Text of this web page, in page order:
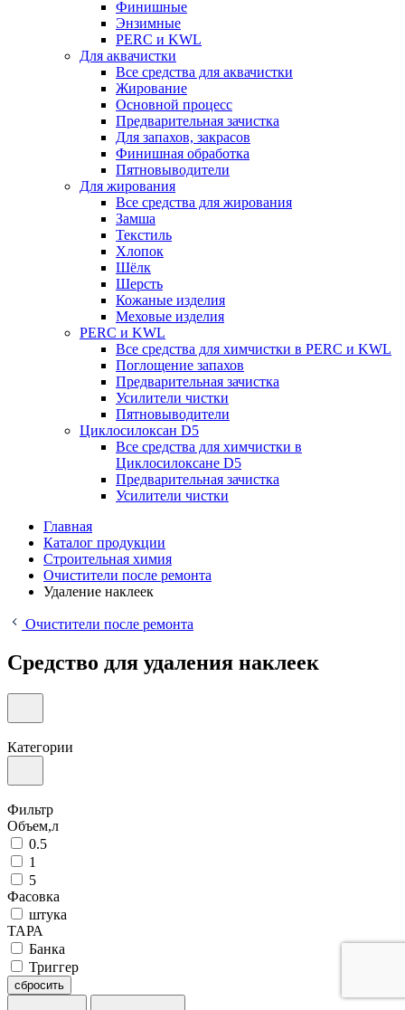
Финишные
Энзимные
PERC и KWL
Для аквачистки
Все средства для аквачистки
Жирование
Основной процесс
Предварительная зачистка
Для запахов, закрасов
Финишная обработка
Пятновыводители
Для жирования
Все средства для жирования
Замша
Текстиль
Хлопок
Шёлк
Шерсть
Кожаные изделия
Меховые изделия
PERC и KWL
Все средства для химчистки в PERC и KWL
Поглощение запахов
Предварительная зачистка
Усилители чистки
Пятновыводители
Циклосилоксан D5
Все средства для химчистки в
Циклосилоксане D5
Предварительная зачистка
Усилители чистки
Главная
Каталог продукции
Строительная химия
Очистители после ремонта
Удаление наклеек
Очистители после ремонта
Средство для удаления наклеек
Категории
Фильтр
Объем,л
0.5
1
5
Фасовка
штука
ТАРА
Банка
Триггер
сбросить